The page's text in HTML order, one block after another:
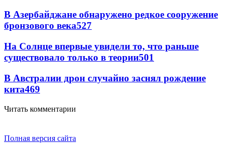
В Азербайджане обнаружено редкое сооружение
бронзового века527
На Солнце впервые увидели то, что раньше
существовало только в теории501
В Австралии дрон случайно заснял рождение
кита469
Читать комментарии
Полная версия сайта